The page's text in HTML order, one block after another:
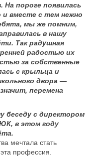
На пороге появилась
и вместе с тем нежно
мы же помним,
в нашу
Так радушная
радостью их
за собственные
с крыльца и
двора —
перемена
беседу с директором
в этом году
мечтала стать
профессия.